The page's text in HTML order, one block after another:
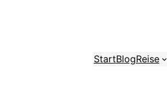
StartBlogReise